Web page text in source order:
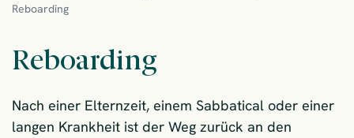
Reboarding
Reboarding
Nach einer Elternzeit, einem Sabbatical oder einer
langen Krankheit ist der Weg zurück an den